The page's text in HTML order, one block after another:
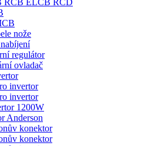
RCB ELCB RCD
nože
regulátor
ovladač
invertor
invertor
1200W
Anderson
konektor
konektor